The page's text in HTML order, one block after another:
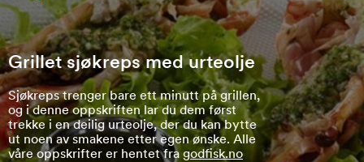
Grillet sjøkreps med urteolje
Sjøkreps trenger bare ett minutt på grillen,
og i denne oppskriften lar du dem først
trekke i en deilig urteolje, der du kan bytte
ut noen av smakene etter egen ønske. Alle
våre oppskrifter er hentet fra godfisk.no